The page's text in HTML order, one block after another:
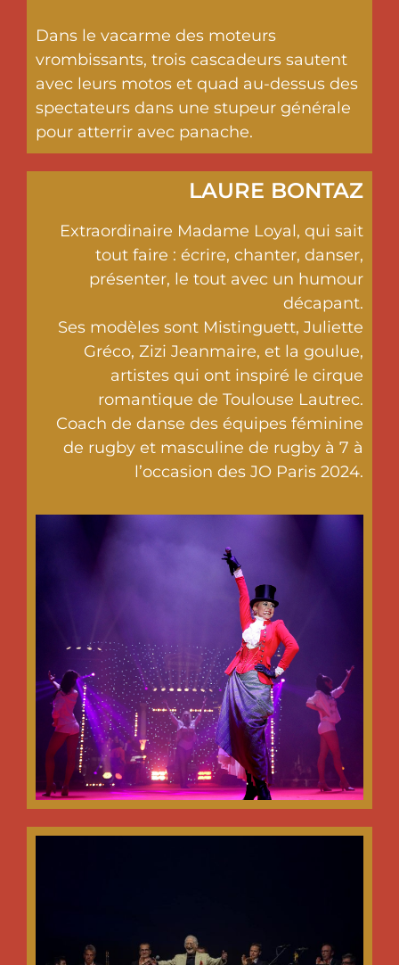
Dans le vacarme des moteurs
vrombissants, trois cascadeurs sautent
avec leurs motos et quad au-dessus des
spectateurs dans une stupeur générale
pour atterrir avec panache.
LAURE BONTAZ
Extraordinaire Madame Loyal, qui sait
tout faire : écrire, chanter, danser,
présenter, le tout avec un humour
décapant.
Ses modèles sont Mistinguett, Juliette
Gréco, Zizi Jeanmaire, et la goulue,
artistes qui ont inspiré le cirque
romantique de Toulouse Lautrec.
Coach de danse des équipes féminine
de rugby et masculine de rugby à 7 à
l’occasion des JO Paris 2024.